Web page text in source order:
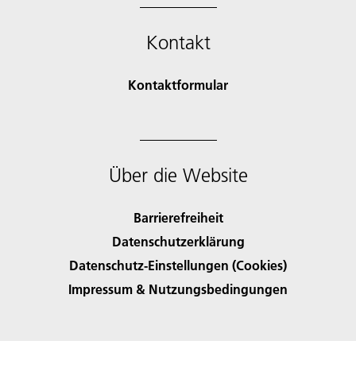
Kontakt
Kontaktformular
Über die Website
Barrierefreiheit
Datenschutzerklärung
Datenschutz-Einstellungen (Cookies)
Impressum & Nutzungsbedingungen